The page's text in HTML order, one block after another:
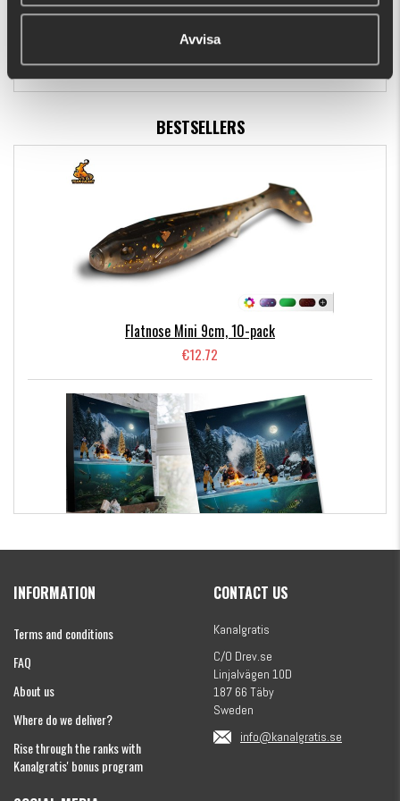
Avvisa
Headbanger Cranky Shad 6,4cm, 10g
€13.64
BESTSELLERS
Flatnose Mini 9cm, 10-pack
€12.72
€155.16
INFORMATION
Terms and conditions
FAQ
About us
Where do we deliver?
Rise through the ranks with
Kanalgratis' bonus program
CONTACT US
Kanalgratis
C/O Drev.se
Linjalvägen 10D
187 66 Täby
Sweden
info@kanalgratis.se